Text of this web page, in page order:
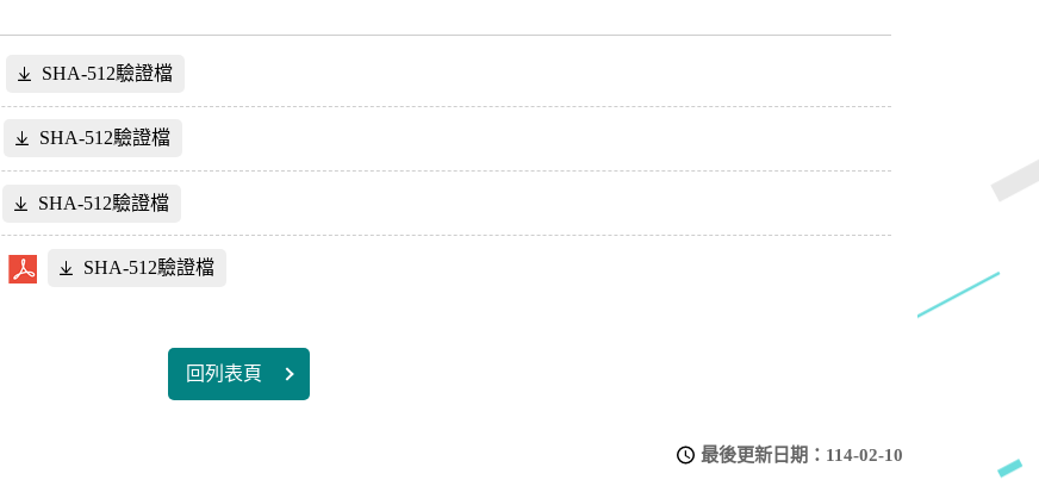
SHA-512驗證檔
SHA-512驗證檔
SHA-512驗證檔
SHA-512驗證檔
回列表頁
最後更新日期： 114-02-10